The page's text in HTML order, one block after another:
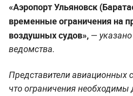
«Аэропорт Ульяновск
временные ограничения на
воздушных судов», —
ведомства.
Представители авиационных
что ограничения необходимы